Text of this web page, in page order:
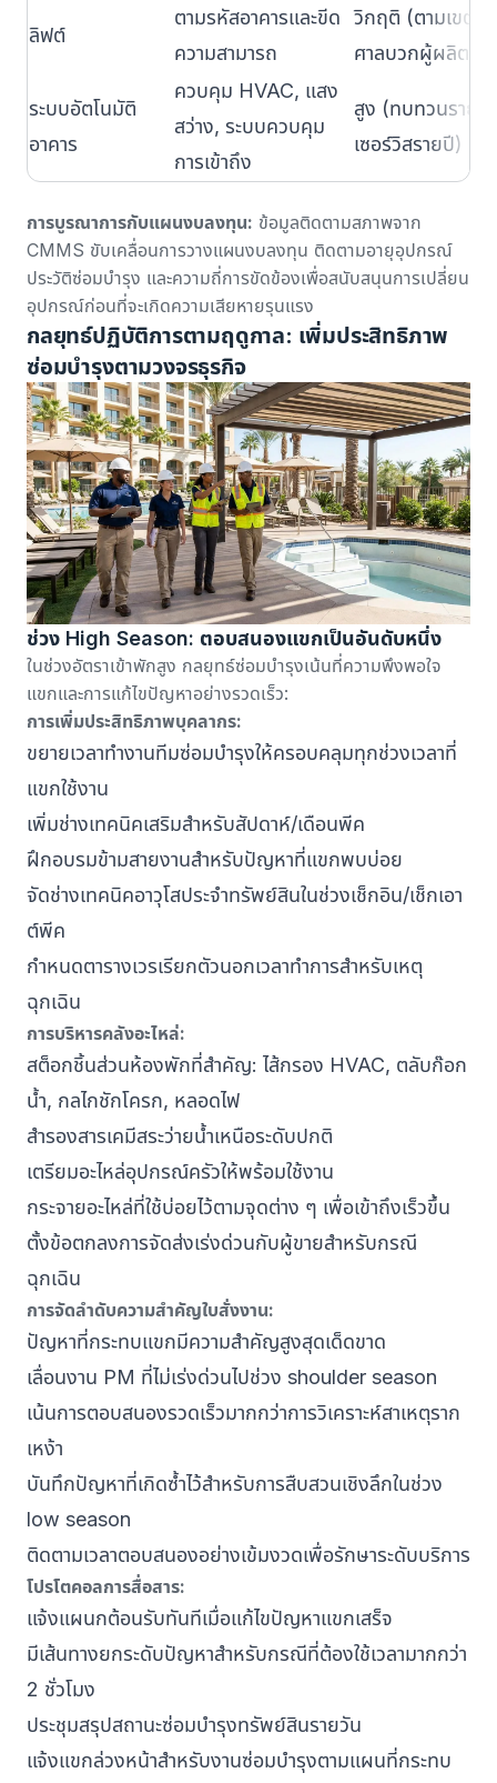
ลิฟต์
ตามรหัสอาคารและขีด
ความสามารถ
วิกฤติ (ตามเขตอ
ศาลบวกผู้ผลิต)
ระบบอัตโนมัติ
อาคาร
ควบคุม HVAC, แสง
สว่าง, ระบบควบคุม
การเข้าถึง
สูง (ทบทวนรายไ
เซอร์วิสรายปี)
การบูรณาการกับแผนงบลงทุน: ข้อมูลติดตามสภาพจาก
CMMS ขับเคลื่อนการวางแผนงบลงทุน ติดตามอายุอุปกรณ์
ประวัติซ่อมบำรุง และความถี่การขัดข้องเพื่อสนับสนุนการเปลี่ยน
อุปกรณ์ก่อนที่จะเกิดความเสียหายรุนแรง
กลยุทธ์ปฏิบัติการตามฤดูกาล: เพิ่มประสิทธิภาพ
ซ่อมบำรุงตามวงจรธุรกิจ
ช่วง High Season: ตอบสนองแขกเป็นอันดับหนึ่ง
ในช่วงอัตราเข้าพักสูง กลยุทธ์ซ่อมบำรุงเน้นที่ความพึงพอใจ
แขกและการแก้ไขปัญหาอย่างรวดเร็ว:
การเพิ่มประสิทธิภาพบุคลากร:
ขยายเวลาทำงานทีมซ่อมบำรุงให้ครอบคลุมทุกช่วงเวลาที่
แขกใช้งาน
เพิ่มช่างเทคนิคเสริมสำหรับสัปดาห์/เดือนพีค
ฝึกอบรมข้ามสายงานสำหรับปัญหาที่แขกพบบ่อย
จัดช่างเทคนิคอาวุโสประจำทรัพย์สินในช่วงเช็กอิน/เช็กเอา
ต์พีค
กำหนดตารางเวรเรียกตัวนอกเวลาทำการสำหรับเหตุ
ฉุกเฉิน
การบริหารคลังอะไหล่:
สต็อกชิ้นส่วนห้องพักที่สำคัญ: ไส้กรอง HVAC, ตลับก๊อก
น้ำ, กลไกชักโครก, หลอดไฟ
สำรองสารเคมีสระว่ายน้ำเหนือระดับปกติ
เตรียมอะไหล่อุปกรณ์ครัวให้พร้อมใช้งาน
กระจายอะไหล่ที่ใช้บ่อยไว้ตามจุดต่าง ๆ เพื่อเข้าถึงเร็วขึ้น
ตั้งข้อตกลงการจัดส่งเร่งด่วนกับผู้ขายสำหรับกรณี
ฉุกเฉิน
การจัดลำดับความสำคัญใบสั่งงาน:
ปัญหาที่กระทบแขกมีความสำคัญสูงสุดเด็ดขาด
เลื่อนงาน PM ที่ไม่เร่งด่วนไปช่วง shoulder season
เน้นการตอบสนองรวดเร็วมากกว่าการวิเคราะห์สาเหตุราก
เหง้า
บันทึกปัญหาที่เกิดซ้ำไว้สำหรับการสืบสวนเชิงลึกในช่วง
low season
ติดตามเวลาตอบสนองอย่างเข้มงวดเพื่อรักษาระดับบริการ
โปรโตคอลการสื่อสาร:
แจ้งแผนกต้อนรับทันทีเมื่อแก้ไขปัญหาแขกเสร็จ
มีเส้นทางยกระดับปัญหาสำหรับกรณีที่ต้องใช้เวลามากกว่า
2 ชั่วโมง
ประชุมสรุปสถานะซ่อมบำรุงทรัพย์สินรายวัน
แจ้งแขกล่วงหน้าสำหรับงานซ่อมบำรุงตามแผนที่กระทบ